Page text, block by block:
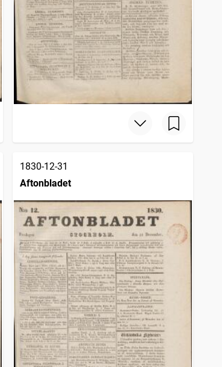
1830-12-31
Aftonbladet